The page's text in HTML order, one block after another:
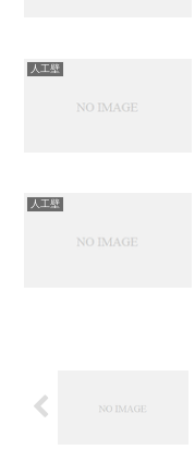
人工壁
人工壁